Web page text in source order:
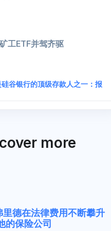
工ETF并驾齐驱
谷银行的顶级存款人之一：报
more
里德在法律费用不断攀升
的保险公司